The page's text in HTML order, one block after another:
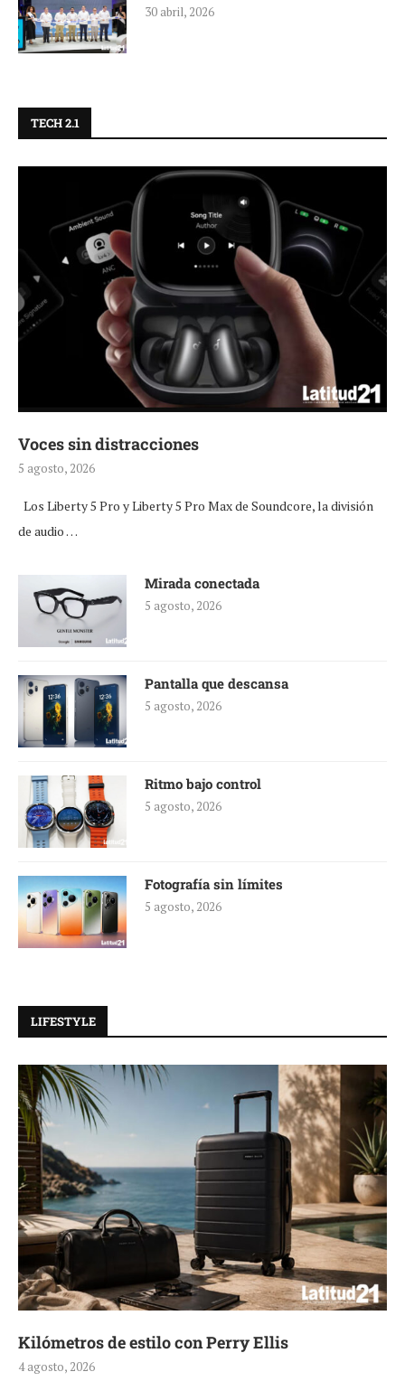
30 abril, 2026
TECH 2.1
Voces sin distracciones
5 agosto, 2026
Los Liberty 5 Pro y Liberty 5 Pro Max de Soundcore, la división
de audio …
Mirada conectada
5 agosto, 2026
Pantalla que descansa
5 agosto, 2026
Ritmo bajo control
5 agosto, 2026
Fotografía sin límites
5 agosto, 2026
LIFESTYLE
Kilómetros de estilo con Perry Ellis
4 agosto, 2026